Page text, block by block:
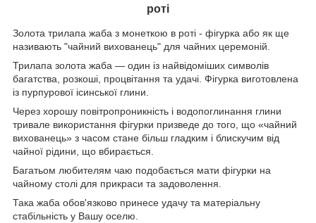
роті
Золота трилапа жаба з монеткою в роті - фігурка або як ще
називають "чайний вихованець" для чайних церемоній.
Трилапа золота жаба — один із найвідоміших символів
багатства, розкоші, процвітання та удачі. Фігурка виготовлена
із пурпурової ісинської глини.
Через хорошу повітропроникність і водопоглинання глини
тривале використання фігурки призведе до того, що «чайний
вихованець» з часом стане більш гладким і блискучим від
чайної рідини, що вбирається.
Багатьом любителям чаю подобається мати фігурки на
чайному столі для прикраси та задоволення.
Така жаба обов'язково принесе удачу та матеріальну
стабільність у Вашу оселю.